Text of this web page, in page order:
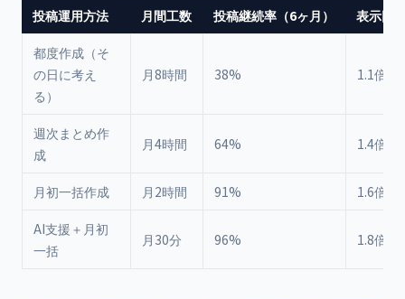
投稿運用方法 月間工数 投稿継続率（6ヶ月） 表示回
都度作成（そ
の日に考え
る）
月8時間 38% 1.1倍
週次まとめ作
成
月4時間 64% 1.4倍
月初一括作成 月2時間 91% 1.6倍
AI支援＋月初
一括
月30分 96% 1.8倍